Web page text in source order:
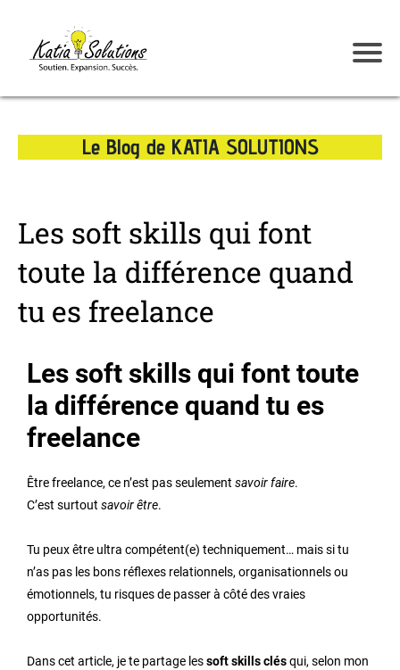
Le Blog de KATIA SOLUTIONS
Les soft skills qui font
toute la différence quand
tu es freelance
Les soft skills qui font toute
la différence quand tu es
freelance
Être freelance, ce n’est pas seulement savoir faire.
C’est surtout savoir être.
Tu peux être ultra compétent(e) techniquement… mais si tu
n’as pas les bons réflexes relationnels, organisationnels ou
émotionnels, tu risques de passer à côté des vraies
opportunités.
Dans cet article, je te partage lessoft skills clésqui, selon mon